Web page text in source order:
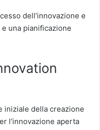
dell’innovazione e
una pianificazione
iniziale della creazione
l’innovazione aperta